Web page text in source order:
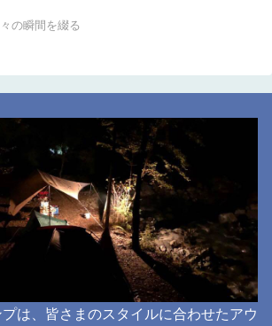
々の瞬間を綴る
は、皆さまのスタイルに合わせたアウ